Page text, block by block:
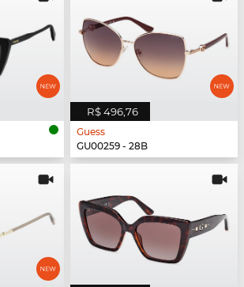
R$ 496,76
Guess
GU00259 - 28B